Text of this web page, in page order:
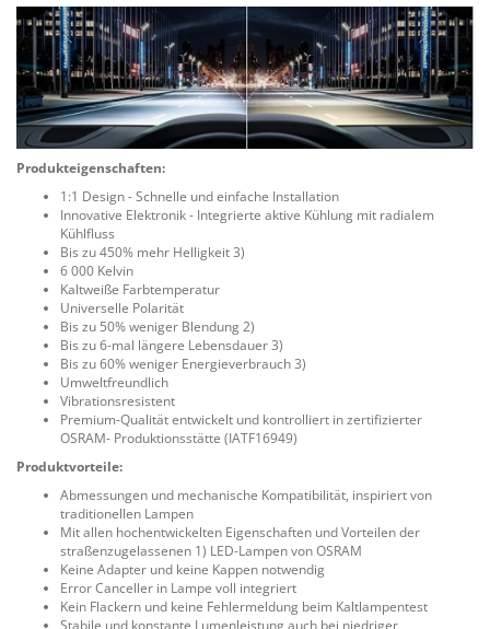
Produkteigenschaften:
1:1 Design - Schnelle und einfache Installation
Innovative Elektronik - Integrierte aktive Kühlung mit radialem
Kühlfluss
Bis zu 450% mehr Helligkeit 3)
6 000 Kelvin
Kaltweiße Farbtemperatur
Universelle Polarität
Bis zu 50% weniger Blendung 2)
Bis zu 6-mal längere Lebensdauer 3)
Bis zu 60% weniger Energieverbrauch 3)
Umweltfreundlich
Vibrationsresistent
Premium-Qualität entwickelt und kontrolliert in zertifizierter
OSRAM- Produktionsstätte (IATF16949)
Produktvorteile:
Abmessungen und mechanische Kompatibilität, inspiriert von
traditionellen Lampen
Mit allen hochentwickelten Eigenschaften und Vorteilen der
straßenzugelassenen 1) LED-Lampen von OSRAM
Keine Adapter und keine Kappen notwendig
Error Canceller in Lampe voll integriert
Kein Flackern und keine Fehlermeldung beim Kaltlampentest
Stabile und konstante Lumenleistung auch bei niedriger